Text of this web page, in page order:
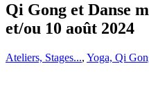
Qi Gong et Danse
et/ou 10 août 2024
Ateliers, Stages..., Yoga, Qi